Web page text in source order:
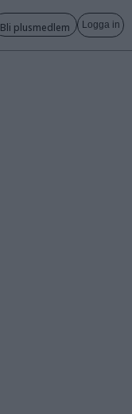
Bli plusmedlem Logga in